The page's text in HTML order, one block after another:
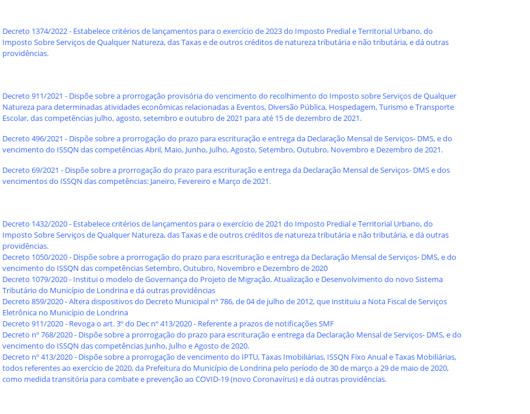
Decreto 1374/2022 - Estabelece critérios de lançamentos para o exercício de 2023 do Imposto Predial e Territorial Urbano, do
Imposto Sobre Serviços de Qualquer Natureza, das Taxas e de outros créditos de natureza tributária e não tributária, e dá outras
providências.
Decreto 911/2021 - Dispõe sobre a prorrogação provisória do vencimento do recolhimento do Imposto sobre Serviços de Qualquer
Natureza para determinadas atividades econômicas relacionadas a Eventos, Diversão Pública, Hospedagem, Turismo e Transporte
Escolar, das competências julho, agosto, setembro e outubro de 2021 para até 15 de dezembro de 2021.
Decreto 496/2021 - Dispõe sobre a prorrogação do prazo para escrituração e entrega da Declaração Mensal de Serviços- DMS, e do
vencimento do ISSQN das competências Abril, Maio, Junho, Julho, Agosto, Setembro, Outubro, Novembro e Dezembro de 2021.
Decreto 69/2021 - Dispõe sobre a prorrogação do prazo para escrituração e entrega da Declaração Mensal de Serviços- DMS e dos
vencimentos do ISSQN das competências: Janeiro, Fevereiro e Março de 2021.
Decreto 1432/2020 - Estabelece critérios de lançamentos para o exercício de 2021 do Imposto Predial e Territorial Urbano, do
Imposto Sobre Serviços de Qualquer Natureza, das Taxas e de outros créditos de natureza tributária e não tributária, e dá outras
providências.
Decreto 1050/2020 - Dispõe sobre a prorrogação do prazo para escrituração e entrega da Declaração Mensal de Serviços- DMS, e do
vencimento do ISSQN das competências Setembro, Outubro, Novembro e Dezembro de 2020
Decreto 1079/2020 - Institui o modelo de Governança do Projeto de Migração, Atualização e Desenvolvimento do novo Sistema
Tributário do Município de Londrina e dá outras providências
Decreto 859/2020 - Altera dispositivos do Decreto Municipal nº 786, de 04 de julho de 2012, que instituiu a Nota Fiscal de Serviços
Eletrônica no Município de Londrina
Decreto 911/2020 - Revoga o art. 3º do Dec nº 413/2020 - Referente a prazos de notificações SMF
Decreto nº 768/2020 - Dispõe sobre a prorrogação do prazo para escrituração e entrega da Declaração Mensal de Serviços- DMS, e do
vencimento do ISSQN das competências Junho, Julho e Agosto de 2020.
Decreto nº 413/2020 - Dispõe sobre a prorrogação de vencimento do IPTU, Taxas Imobiliárias, ISSQN Fixo Anual e Taxas Mobiliárias,
todos referentes ao exercício de 2020, da Prefeitura do Município de Londrina pelo período de 30 de março a 29 de maio de 2020,
como medida transitória para combate e prevenção ao COVID-19 (novo Coronavírus) e dá outras providências.